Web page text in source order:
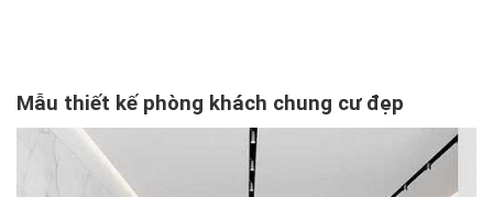
Mẫu thiết kế phòng khách chung cư đẹp